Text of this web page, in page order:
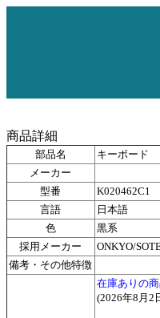
商品詳細
部品名
キーボード
メーカー
型番
K020462C1
言語
日本語
色
黒系
採用メーカー
ONKYO/
備考・その他特徴
在庫ありの
(2026年8月2